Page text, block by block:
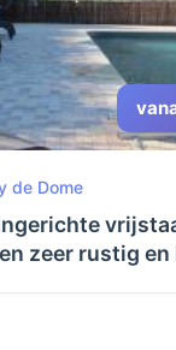
de Dome
zeer rustig